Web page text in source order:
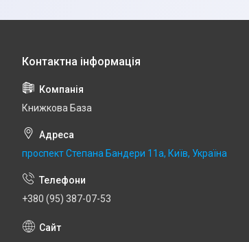
Книжкова База
проспект Степана Бандери 11а, Київ, Україна
+380 (95) 387-07-53